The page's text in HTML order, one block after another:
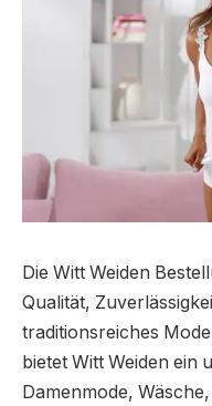
Die Witt Weiden
Qualität,
traditionsreiches
bietet Witt Weiden ein
Damenmode,